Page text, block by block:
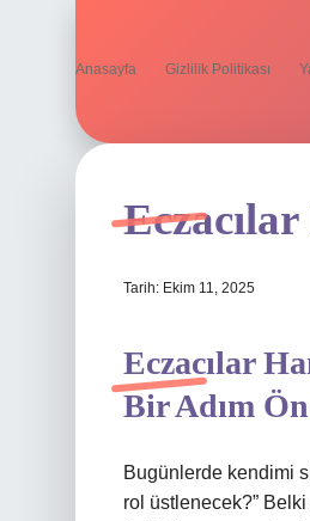
Anasayfa Gizlilik Politikası
Tarih: Ekim 11, 2025
Eczacılar
Bir Adım
Bugünlerde kendimi
rol üstlenecek?”